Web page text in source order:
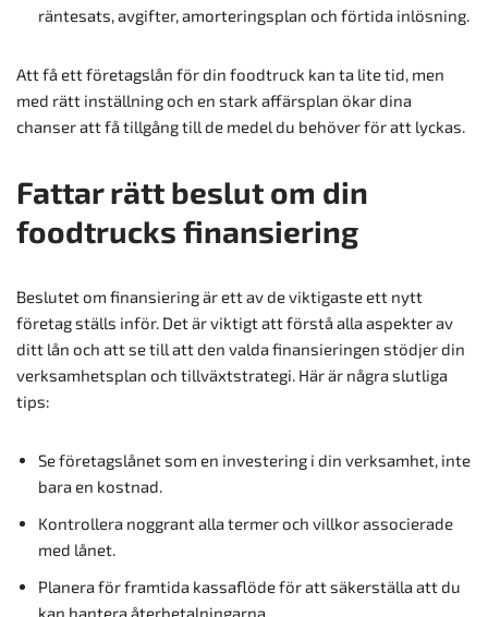
räntesats, avgifter, amorteringsplan och förtida inlösning.
Att få ett företagslån för din foodtruck kan ta lite tid, men
med rätt inställning och en stark affärsplan ökar dina
chanser att få tillgång till de medel du behöver för att lyckas.
Fattar rätt beslut om din
foodtrucks finansiering
Beslutet om finansiering är ett av de viktigaste ett nytt
företag ställs inför. Det är viktigt att förstå alla aspekter av
ditt lån och att se till att den valda finansieringen stödjer din
verksamhetsplan och tillväxtstrategi. Här är några slutliga
tips:
Se företagslånet som en investering i din verksamhet, inte
bara en kostnad.
Kontrollera noggrant alla termer och villkor associerade
med lånet.
Planera för framtida kassaflöde för att säkerställa att du
kan hantera återbetalningarna.